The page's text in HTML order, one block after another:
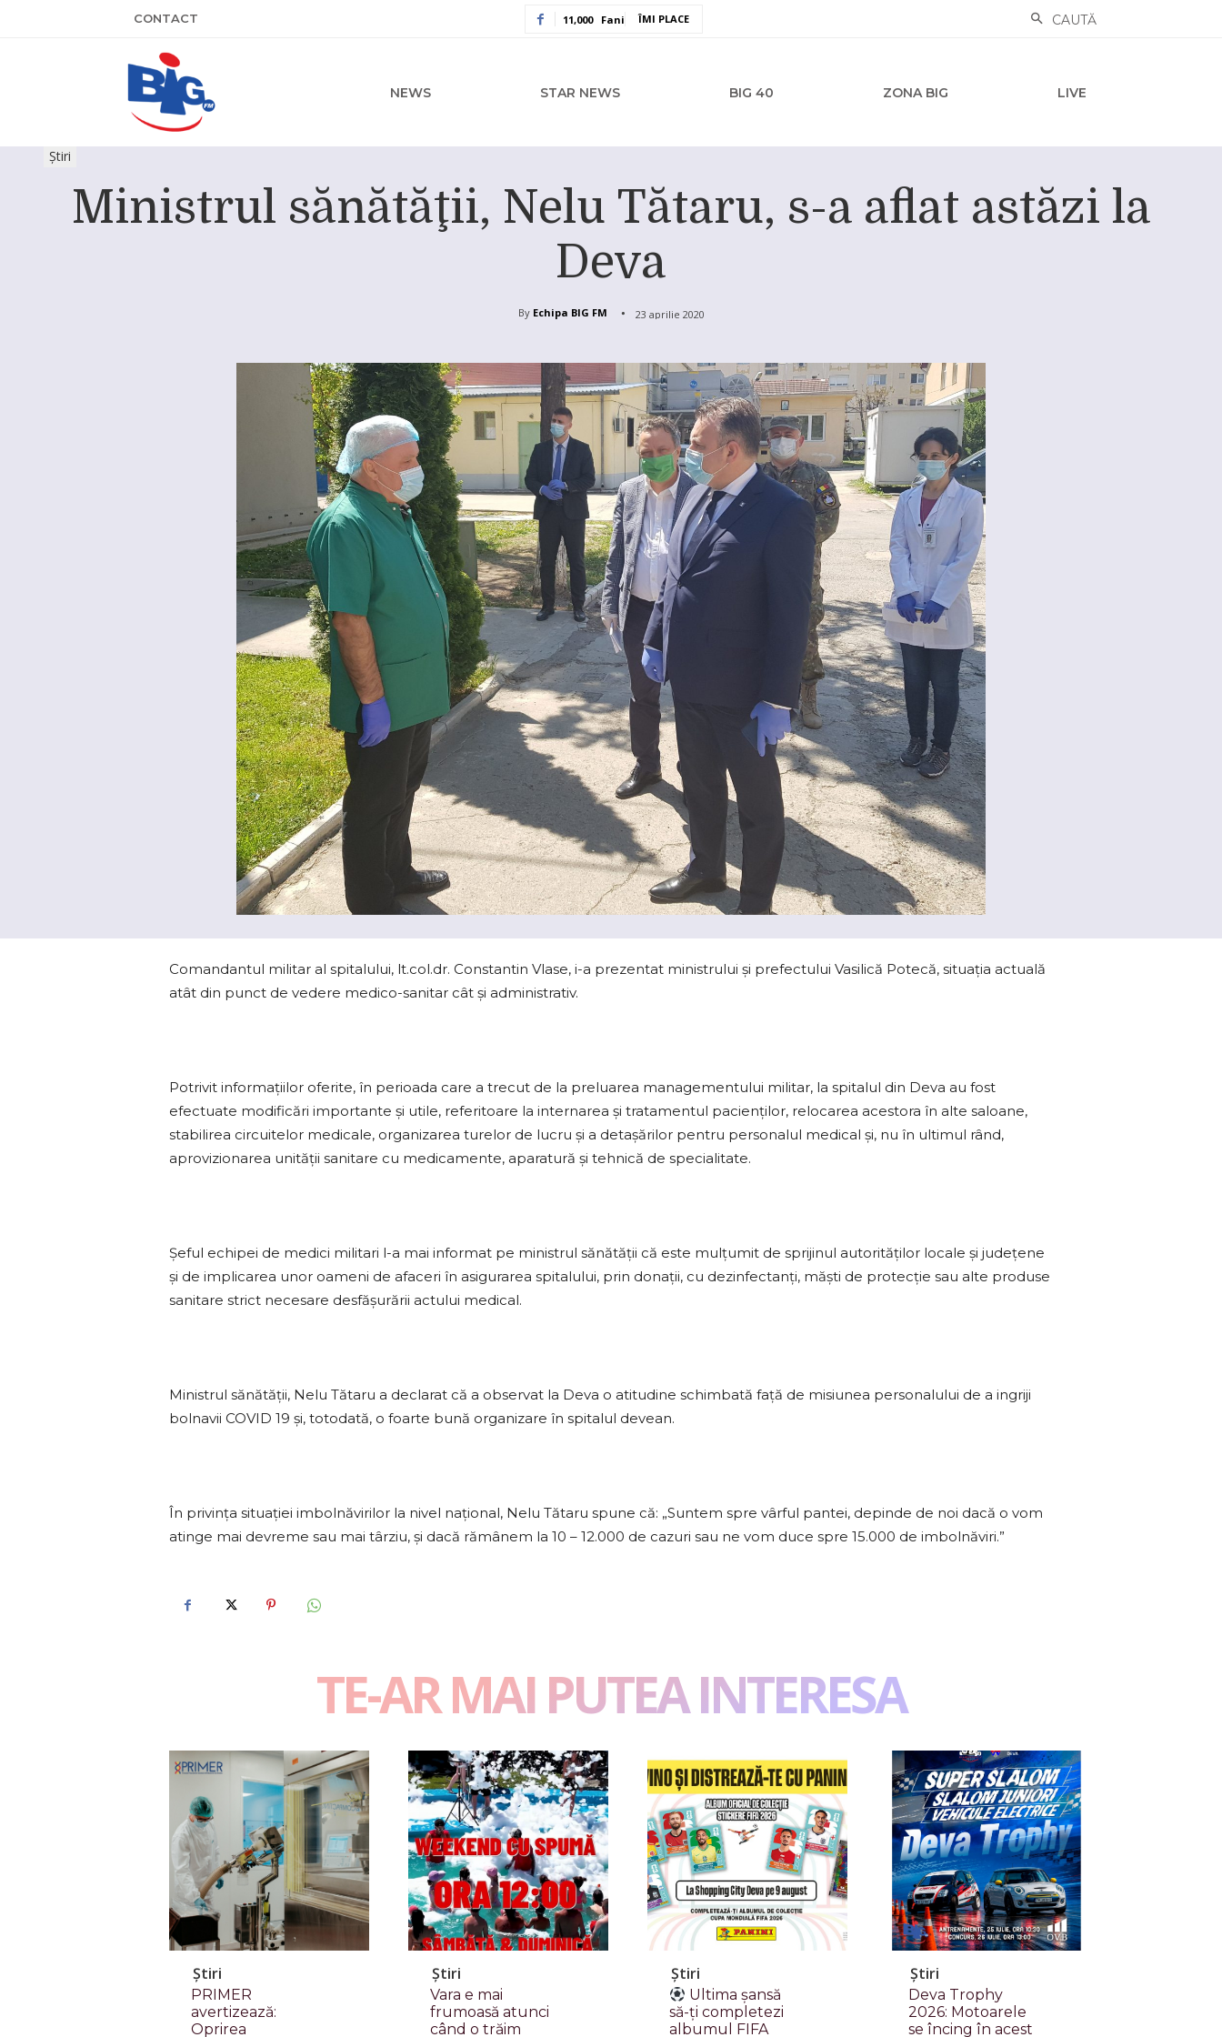
CONTACT 11,000 Fani ÎMI PLACE CAUTĂ
NEWS STAR NEWS BIG 40 ZONA BIG LIVE
Știri
Ministrul sănătăţii, Nelu Tătaru, s-a aflat astăzi la
Deva
By Echipa BIG FM 23 aprilie 2020
Comandantul militar al spitalului, lt.col.dr. Constantin Vlase, i-a prezentat ministrului şi prefectului Vasilică Potecă, situaţia actuală
atât din punct de vedere medico-sanitar cât şi administrativ.
Potrivit informaţiilor oferite, în perioada care a trecut de la preluarea managementului militar, la spitalul din Deva au fost
efectuate modificări importante şi utile, referitoare la internarea şi tratamentul pacienţilor, relocarea acestora în alte saloane,
stabilirea circuitelor medicale, organizarea turelor de lucru şi a detaşărilor pentru personalul medical şi, nu în ultimul rând,
aprovizionarea unităţii sanitare cu medicamente, aparatură şi tehnică de specialitate.
Şeful echipei de medici militari l-a mai informat pe ministrul sănătăţii că este mulţumit de sprijinul autorităţilor locale şi judeţene
şi de implicarea unor oameni de afaceri în asigurarea spitalului, prin donaţii, cu dezinfectanţi, măşti de protecţie sau alte produse
sanitare strict necesare desfăşurării actului medical.
Ministrul sănătăţii, Nelu Tătaru a declarat că a observat la Deva o atitudine schimbată faţă de misiunea personalului de a ingriji
bolnavii COVID 19 şi, totodată, o foarte bună organizare în spitalul devean.
În privinţa situaţiei imbolnăvirilor la nivel naţional, Nelu Tătaru spune că: „Suntem spre vârful pantei, depinde de noi dacă o vom
atinge mai devreme sau mai târziu, şi dacă rămânem la 10 – 12.000 de cazuri sau ne vom duce spre 15.000 de imbolnăviri.”
TE-AR MAI PUTEA INTERESA
Știri
PRIMER
avertizează:
Oprirea
Știri
Vara e mai
frumoasă atunci
când o trăim
Știri
Ultima șansă
să-ți completezi
albumul FIFA
Știri
Deva Trophy
2026: Motoarele
se încing în acest